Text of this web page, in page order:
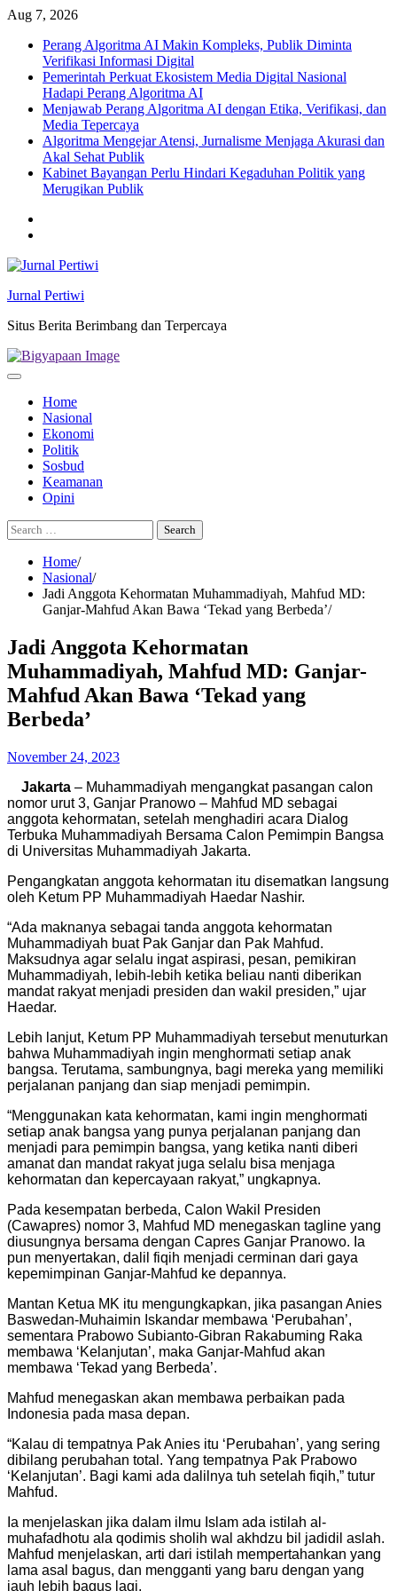
Skip
content
Aug 7, 2026
Perang Algoritma AI Makin Kompleks, Publik Diminta
Verifikasi Informasi Digital
Pemerintah Perkuat Ekosistem Media Digital Nasional
Hadapi Perang Algoritma AI
Menjawab Perang Algoritma AI dengan Etika, Verifikasi, dan
Media Tepercaya
Algoritma Mengejar Atensi, Jurnalisme Menjaga Akurasi dan
Akal Sehat Publik
Kabinet Bayangan Perlu Hindari Kegaduhan Politik yang
Merugikan Publik
Jurnal Pertiwi
Situs Berita Berimbang dan Terpercaya
Home
Nasional
Ekonomi
Politik
Sosbud
Keamanan
Opini
Search
for:
Home
Nasional
Jadi Anggota Kehormatan Muhammadiyah, Mahfud MD:
Ganjar-Mahfud Akan Bawa ‘Tekad yang Berbeda’
Jadi Anggota Kehormatan
Muhammadiyah, Mahfud MD: Ganjar-
Mahfud Akan Bawa ‘Tekad yang
Berbeda’
November 24, 2023
Jakarta – Muhammadiyah mengangkat pasangan calon
nomor urut 3, Ganjar Pranowo – Mahfud MD sebagai
anggota kehormatan, setelah menghadiri acara Dialog
Terbuka Muhammadiyah Bersama Calon Pemimpin Bangsa
di Universitas Muhammadiyah Jakarta.
Pengangkatan anggota kehormatan itu disematkan langsung
oleh Ketum PP Muhammadiyah Haedar Nashir.
“Ada maknanya sebagai tanda anggota kehormatan
Muhammadiyah buat Pak Ganjar dan Pak Mahfud.
Maksudnya agar selalu ingat aspirasi, pesan, pemikiran
Muhammadiyah, lebih-lebih ketika beliau nanti diberikan
mandat rakyat menjadi presiden dan wakil presiden,” ujar
Haedar.
Lebih lanjut, Ketum PP Muhammadiyah tersebut menuturkan
bahwa Muhammadiyah ingin menghormati setiap anak
bangsa. Terutama, sambungnya, bagi mereka yang memiliki
perjalanan panjang dan siap menjadi pemimpin.
“Menggunakan kata kehormatan, kami ingin menghormati
setiap anak bangsa yang punya perjalanan panjang dan
menjadi para pemimpin bangsa, yang ketika nanti diberi
amanat dan mandat rakyat juga selalu bisa menjaga
kehormatan dan kepercayaan rakyat,” ungkapnya.
Pada kesempatan berbeda, Calon Wakil Presiden
(Cawapres) nomor 3, Mahfud MD menegaskan tagline yang
diusungnya bersama dengan Capres Ganjar Pranowo. Ia
pun menyertakan, dalil fiqih menjadi cerminan dari gaya
kepemimpinan Ganjar-Mahfud ke depannya.
Mantan Ketua MK itu mengungkapkan, jika pasangan Anies
Baswedan-Muhaimin Iskandar membawa ‘Perubahan’,
sementara Prabowo Subianto-Gibran Rakabuming Raka
membawa ‘Kelanjutan’, maka Ganjar-Mahfud akan
membawa ‘Tekad yang Berbeda’.
Mahfud menegaskan akan membawa perbaikan pada
Indonesia pada masa depan.
“Kalau di tempatnya Pak Anies itu ‘Perubahan’, yang sering
dibilang perubahan total. Yang tempatnya Pak Prabowo
‘Kelanjutan’. Bagi kami ada dalilnya tuh setelah fiqih,” tutur
Mahfud.
Ia menjelaskan jika dalam ilmu Islam ada istilah al-
muhafadhotu ala qodimis sholih wal akhdzu bil jadidil aslah.
Mahfud menjelaskan, arti dari istilah mempertahankan yang
lama asal bagus, dan mengganti yang baru dengan yang
jauh lebih bagus lagi.